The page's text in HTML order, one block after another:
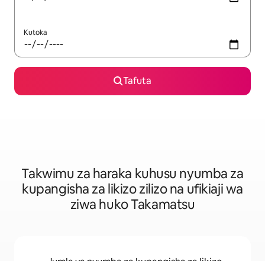
Kutoka
Tafuta
Takwimu za haraka kuhusu nyumba za
kupangisha za likizo zilizo na ufikiaji wa
ziwa huko Takamatsu